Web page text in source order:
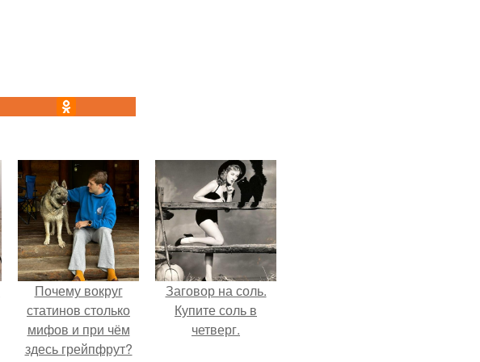
Почему вокруг
статинов столько
мифов и при чём
здесь грейпфрут?
Заговор на соль.
Купите соль в
четверг.